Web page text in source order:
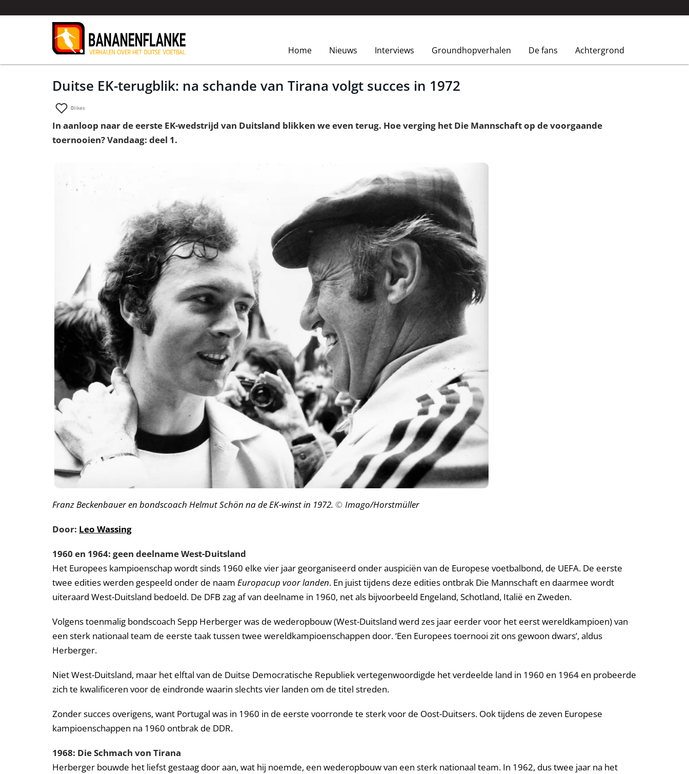
Home Nieuws Interviews Groundhopverhalen De fans Achtergrond
Duitse EK-terugblik: na schande van Tirana volgt succes in 1972
0likes
In aanloop naar de eerste EK-wedstrijd van Duitsland blikken we even terug. Hoe verging het Die Mannschaft op de voorgaande
toernooien? Vandaag: deel 1.
Franz Beckenbauer en bondscoach Helmut Schön na de EK-winst in 1972. © Imago/Horstmüller
Door: Leo Wassing
1960 en 1964: geen deelname West-Duitsland
Het Europees kampioenschap wordt sinds 1960 elke vier jaar georganiseerd onder auspiciën van de Europese voetbalbond, de UEFA. De eerste
twee edities werden gespeeld onder de naam Europacup voorlanden. En juist tijdens deze edities ontbrak Die Mannschaft en daarmee wordt
uiteraard West-Duitsland bedoeld. De DFB zag af van deelname in 1960, net als bijvoorbeeld Engeland, Schotland, Italië en Zweden.
Volgens toenmalig bondscoach Sepp Herberger was de wederopbouw (West-Duitsland werd zes jaar eerder voor het eerst wereldkampioen) van
een sterk nationaal team de eerste taak tussen twee wereldkampioenschappen door. ‘Een Europees toernooi zit ons gewoon dwars’, aldus
Herberger.
Niet West-Duitsland, maar het elftal van de Duitse Democratische Republiek vertegenwoordigde het verdeelde land in 1960 en 1964 en probeerde
zich te kwalificeren voor de eindronde waarin slechts vier landen om de titel streden.
Zonder succes overigens, want Portugal was in 1960 in de eerste voorronde te sterk voor de Oost-Duitsers. Ook tijdens de zeven Europese
kampioenschappen na 1960 ontbrak de DDR.
1968: Die Schmach von Tirana
Herberger bouwde het liefst gestaag door aan, wat hij noemde, een wederopbouw van een sterk nationaal team. In 1962, dus twee jaar na het